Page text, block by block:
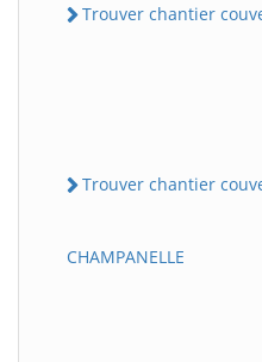
Trouver chantier
Trouver chantier
CHAMPANELLE